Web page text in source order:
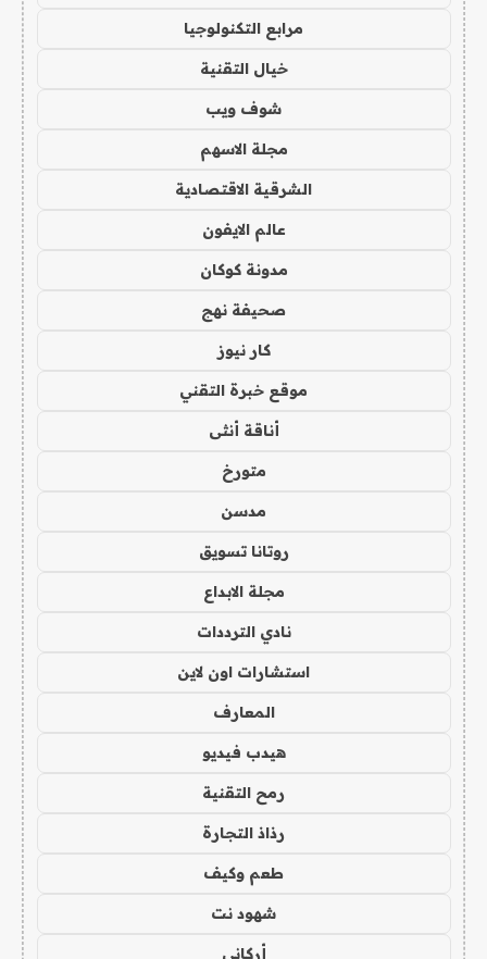
مرابع التكنولوجيا
خيال التقنية
شوف ويب
مجلة الاسهم
الشرقية الاقتصادية
عالم الايفون
مدونة كوكان
صحيفة نهج
كار نيوز
موقع خبرة التقني
أناقة أنثى
متورخ
مدسن
روتانا تسويق
مجلة الابداع
نادي الترددات
استشارات اون لاين
المعارف
هيدب فيديو
رمح التقنية
رذاذ التجارة
طعم وكيف
شهود نت
أركاني